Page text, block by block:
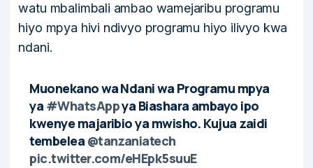
watu mbalimbali ambao wamejaribu programu
hiyo mpya hivi ndivyo programu hiyo ilivyo kwa
ndani.
Muonekano wa Ndani wa Programu mpya
ya #WhatsAppya Biashara ambayo ipo
kwenye majaribio ya mwisho. Kujua zaidi
tembelea @tanzaniatech
pic.twitter.com/eHEpk5suuE